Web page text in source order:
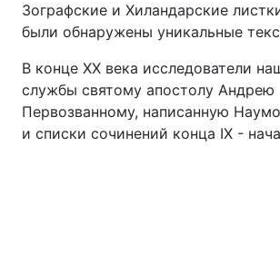
Зографские и Хиландарские
были обнаружены уникальные
В конце XX века исследователи
службы святому апостолу Андрею
Первозванному, написанную
и списки сочинений конца IX -